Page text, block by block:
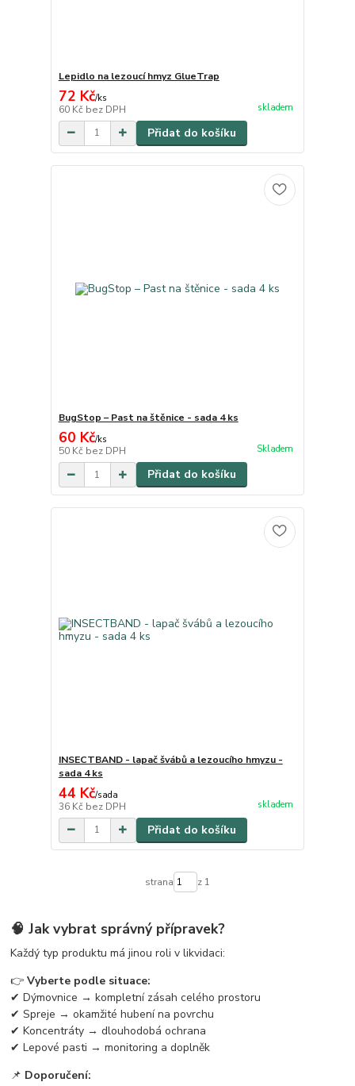
Lepidlo na lezoucí hmyz GlueTrap
72 Kč/ks
60 Kč bez DPH skladem
Přidat do košíku
BugStop – Past na štěnice - sada 4 ks
60 Kč/ks
50 Kč bez DPH Skladem
Přidat do košíku
INSECTBAND - lapač švábů a lezoucího hmyzu -
sada 4 ks
44 Kč/sada
36 Kč bez DPH skladem
Přidat do košíku
strana z 1
🧠 Jak vybrat správný přípravek?
Každý typ produktu má jinou roli v likvidaci:
👉Vyberte podle situace:
✔ Dýmovnice → kompletní zásah celého prostoru
✔ Spreje → okamžité hubení na povrchu
✔ Koncentráty → dlouhodobá ochrana
✔ Lepové pasti → monitoring a doplněk
📌 Doporučení: